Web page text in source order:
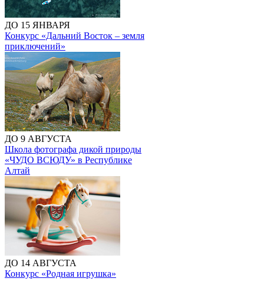
ДО 15 ЯНВАРЯ
Конкурс «Дальний Восток – земля
приключений»
ДО 9 АВГУСТА
Школа фотографа дикой природы
«ЧУДО ВСЮДУ» в Республике
Алтай
ДО 14 АВГУСТА
Конкурс «Родная игрушка»